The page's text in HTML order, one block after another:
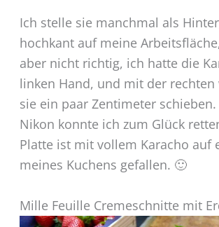
Ich stelle sie manchmal als
hochkant auf meine
aber nicht richtig, ich hatte die
linken Hand, und mit der
sie ein paar Zentimeter
Nikon konnte ich zum Glück
Platte ist mit vollem Karacho auf
meines Kuchens gefallen. 🙂
Mille Feuille Cremeschnitte mit